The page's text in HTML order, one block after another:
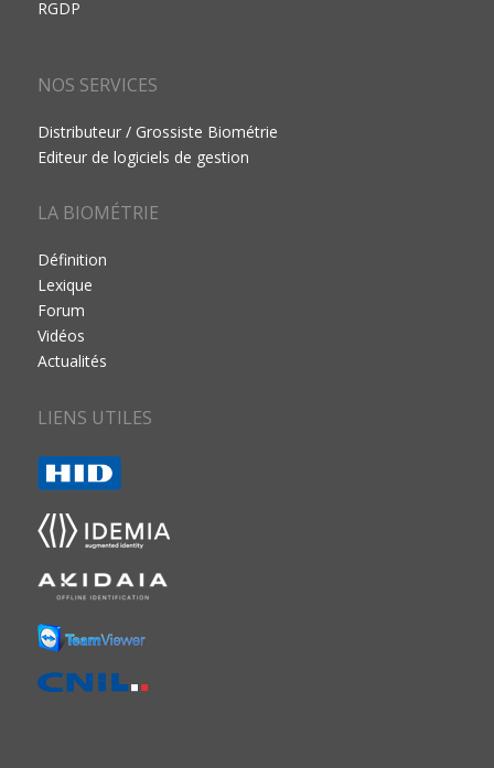
RGDP
NOS SERVICES
Distributeur / Grossiste Biométrie
Editeur de logiciels de gestion
LA BIOMÉTRIE
Définition
Lexique
Forum
Vidéos
Actualités
LIENS UTILES